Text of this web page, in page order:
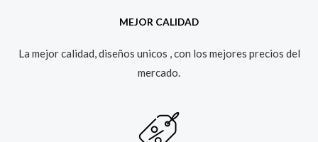
MEJOR CALIDAD
La mejor calidad, diseños unicos , con los mejores precios del
mercado.​